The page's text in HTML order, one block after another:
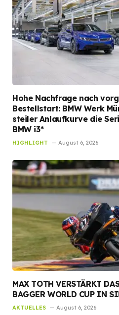
Hohe Nachfrage nach
Bestellstart: BMW Werk
steiler Anlaufkurve die
BMW i3*
HIGHLIGHT August 6, 2026
MAX TOTH VERSTÄRKT
BAGGER WORLD CUP IN
AKTUELLES August 6, 2026